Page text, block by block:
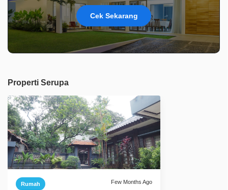
Cek Sekarang
Properti Serupa
Rumah Few Months Ago